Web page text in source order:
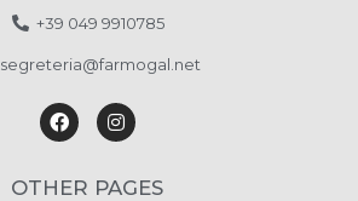
+39 049 9910785
segreteria@farmogal.net
OTHER PAGES